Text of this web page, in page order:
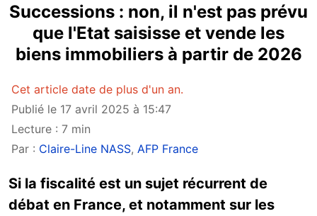
Successions : non, il n'est pas prévu
que l'Etat saisisse et vende les
biens immobiliers à partir de 2026
Cet article date de plus d'un an.
Publié le 17 avril 2025 à 15:47
Lecture : 7 min
Par : Claire-Line NASS, AFP France
Si la fiscalité est un sujet récurrent de
débat en France, et notamment sur les